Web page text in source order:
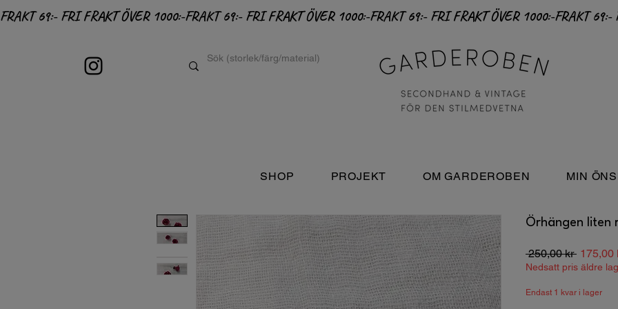
FRAKT 69:- FRI FRAKT ÖVER 1000:-
SHOP PROJEKT OM GARDEROBEN MIN
Örhängen liten
250,00 kr
pris
175,00
Nedsatt pris äldre
Endast 1 kvar i lager